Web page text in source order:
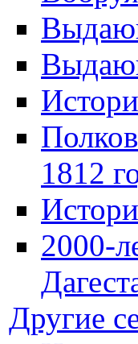
1812
2000-
Другие